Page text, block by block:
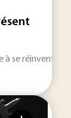
se réinventer ?